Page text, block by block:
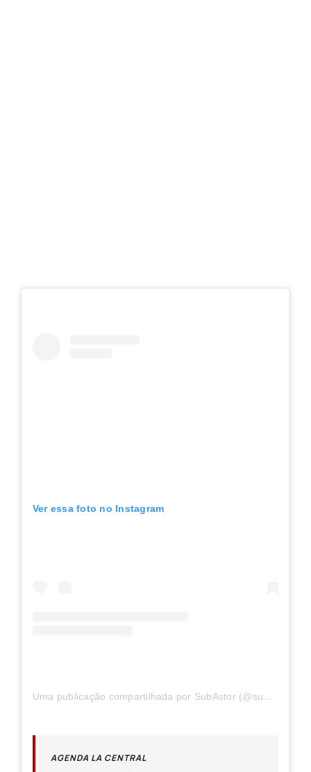
Ver essa foto no Instagram
Uma publicação compartilhada por SubAstor (@subastor)
AGENDA LA CENTRAL